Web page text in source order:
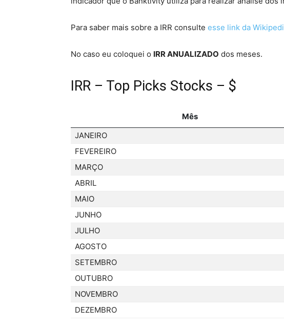
Para saber mais sobre a IRR consulte esse link da
No caso eu coloquei o IRR ANUALIZADO dos meses.
IRR – Top Picks Stocks – $
Mês
JANEIRO
FEVEREIRO
MARÇO
ABRIL
MAIO
JUNHO
JULHO
AGOSTO
SETEMBRO
OUTUBRO
NOVEMBRO
DEZEMBRO